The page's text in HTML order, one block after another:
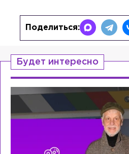
Поделиться:
Будет интересно